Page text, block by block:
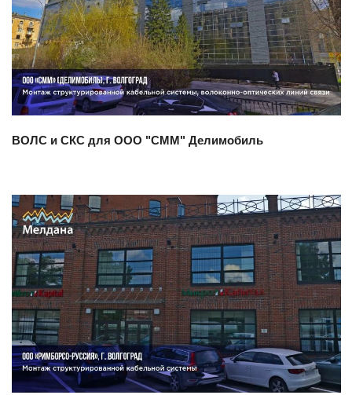
Смотреть проект
ВОЛС и СКС для ООО "СММ" Делимобиль
Смотреть проект